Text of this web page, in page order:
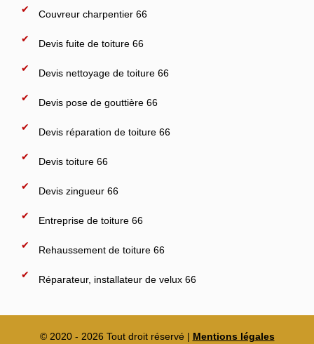
Couvreur charpentier 66
Devis fuite de toiture 66
Devis nettoyage de toiture 66
Devis pose de gouttière 66
Devis réparation de toiture 66
Devis toiture 66
Devis zingueur 66
Entreprise de toiture 66
Rehaussement de toiture 66
Réparateur, installateur de velux 66
© 2020 - 2026 Tout droit réservé | Mentions légales